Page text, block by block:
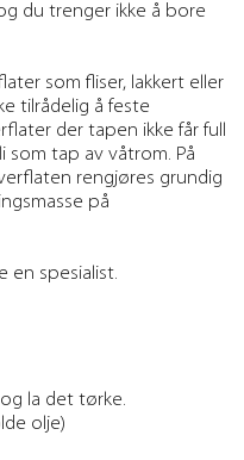
du trenger ikke å bore
som fliser, lakkert eller
tilrådelig å feste
der tapen ikke får full
som tap av våtrom. På
rengjøres grundig
på
en spesialist.
la det tørke.
olje)